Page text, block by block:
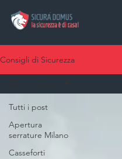
Consigli di Sicurezza
Tutti i post
Apertura
serrature Milano
Casseforti